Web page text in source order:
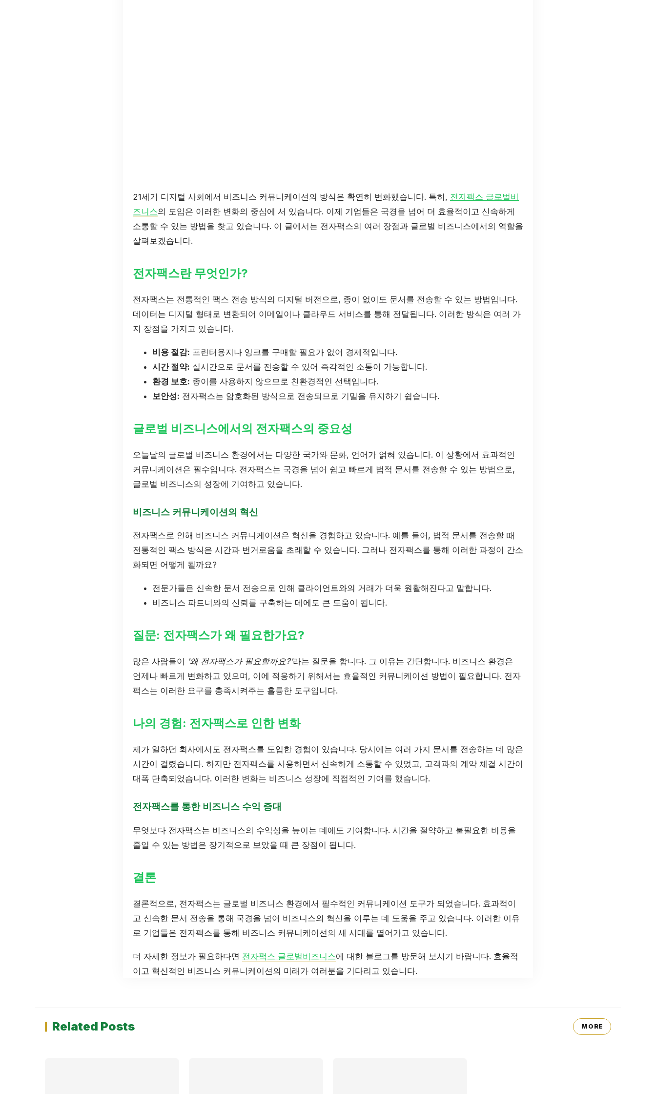
21세기 디지털 사회에서 비즈니스 커뮤니케이션의 방식은 확연히 변화했습니다. 특히, 전자팩스 글로벌비
즈니스의 도입은 이러한 변화의 중심에 서 있습니다. 이제 기업들은 국경을 넘어 더 효율적이고 신속하게
소통할 수 있는 방법을 찾고 있습니다. 이 글에서는 전자팩스의 여러 장점과 글로벌 비즈니스에서의 역할을
살펴보겠습니다.
전자팩스란 무엇인가?
전자팩스는 전통적인 팩스 전송 방식의 디지털 버전으로, 종이 없이도 문서를 전송할 수 있는 방법입니다.
데이터는 디지털 형태로 변환되어 이메일이나 클라우드 서비스를 통해 전달됩니다. 이러한 방식은 여러 가
지 장점을 가지고 있습니다.
비용 절감: 프린터용지나 잉크를 구매할 필요가 없어 경제적입니다.
시간 절약: 실시간으로 문서를 전송할 수 있어 즉각적인 소통이 가능합니다.
환경 보호: 종이를 사용하지 않으므로 친환경적인 선택입니다.
보안성: 전자팩스는 암호화된 방식으로 전송되므로 기밀을 유지하기 쉽습니다.
글로벌 비즈니스에서의 전자팩스의 중요성
오늘날의 글로벌 비즈니스 환경에서는 다양한 국가와 문화, 언어가 얽혀 있습니다. 이 상황에서 효과적인
커뮤니케이션은 필수입니다. 전자팩스는 국경을 넘어 쉽고 빠르게 법적 문서를 전송할 수 있는 방법으로,
글로벌 비즈니스의 성장에 기여하고 있습니다.
비즈니스 커뮤니케이션의 혁신
전자팩스로 인해 비즈니스 커뮤니케이션은 혁신을 경험하고 있습니다. 예를 들어, 법적 문서를 전송할 때
전통적인 팩스 방식은 시간과 번거로움을 초래할 수 있습니다. 그러나 전자팩스를 통해 이러한 과정이 간소
화되면 어떻게 될까요?
전문가들은 신속한 문서 전송으로 인해 클라이언트와의 거래가 더욱 원활해진다고 말합니다.
비즈니스 파트너와의 신뢰를 구축하는 데에도 큰 도움이 됩니다.
질문: 전자팩스가 왜 필요한가요?
많은 사람들이 '왜 전자팩스가 필요할까요?'라는 질문을 합니다. 그 이유는 간단합니다. 비즈니스 환경은
언제나 빠르게 변화하고 있으며, 이에 적응하기 위해서는 효율적인 커뮤니케이션 방법이 필요합니다. 전자
팩스는 이러한 요구를 충족시켜주는 훌륭한 도구입니다.
나의 경험: 전자팩스로 인한 변화
제가 일하던 회사에서도 전자팩스를 도입한 경험이 있습니다. 당시에는 여러 가지 문서를 전송하는 데 많은
시간이 걸렸습니다. 하지만 전자팩스를 사용하면서 신속하게 소통할 수 있었고, 고객과의 계약 체결 시간이
대폭 단축되었습니다. 이러한 변화는 비즈니스 성장에 직접적인 기여를 했습니다.
전자팩스를 통한 비즈니스 수익 증대
무엇보다 전자팩스는 비즈니스의 수익성을 높이는 데에도 기여합니다. 시간을 절약하고 불필요한 비용을
줄일 수 있는 방법은 장기적으로 보았을 때 큰 장점이 됩니다.
결론
결론적으로, 전자팩스는 글로벌 비즈니스 환경에서 필수적인 커뮤니케이션 도구가 되었습니다. 효과적이
고 신속한 문서 전송을 통해 국경을 넘어 비즈니스의 혁신을 이루는 데 도움을 주고 있습니다. 이러한 이유
로 기업들은 전자팩스를 통해 비즈니스 커뮤니케이션의 새 시대를 열어가고 있습니다.
더 자세한 정보가 필요하다면 전자팩스 글로벌비즈니스에 대한 블로그를 방문해 보시기 바랍니다. 효율적
이고 혁신적인 비즈니스 커뮤니케이션의 미래가 여러분을 기다리고 있습니다.
Related Posts MORE